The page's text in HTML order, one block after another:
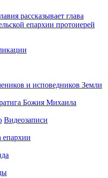
рассказывает глава
епархии протоиерей
Видеозаписи
епархии